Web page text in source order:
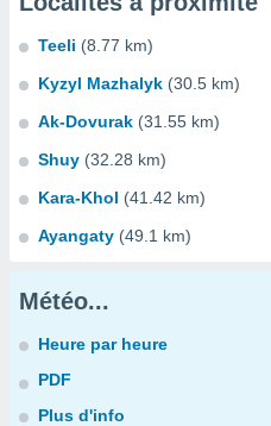
Teeli (8.77 km)
Kyzyl Mazhalyk (30.5 km)
Ak-Dovurak (31.55 km)
Shuy (32.28 km)
Kara-Khol (41.42 km)
Ayangaty (49.1 km)
Météo...
Heure par heure
PDF
Plus d'info